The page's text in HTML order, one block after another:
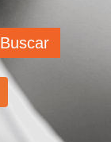
Buscar